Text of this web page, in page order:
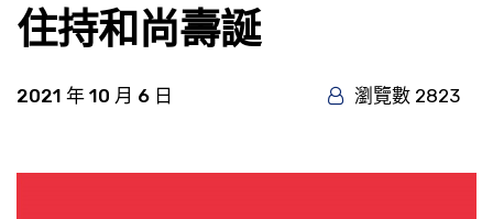
住持和尚壽誕
2021 年 10 月 6 日 瀏覽數 2823